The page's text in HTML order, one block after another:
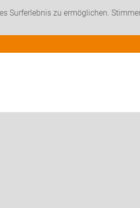
Surferlebnis zu ermöglichen.